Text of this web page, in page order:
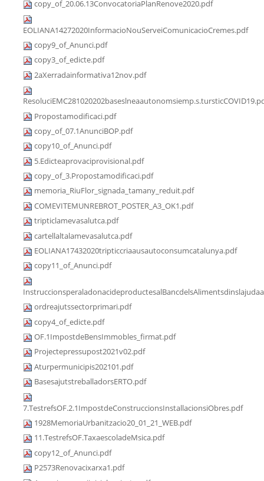
copy_of_20.06.13ConvocatoriaPlanRenove2020.pdf
EOLIANA14272020InformacioNouServeiComunicacioCremes.pdf
copy9_of_Anunci.pdf
copy3_of_edicte.pdf
2aXerradainformativa12nov.pdf
Propostamodificaci.pdf
copy_of_07.1AnunciBOP.pdf
copy10_of_Anunci.pdf
5.Edicteaprovaciprovisional.pdf
copy_of_3.Propostamodificaci.pdf
memoria_RiuFlor_signada_tamany_reduit.pdf
COMEVITEMUNREBROT_POSTER_A3_OK1.pdf
tripticlamevasalutca.pdf
cartellaltalamevasalutca.pdf
EOLIANA17432020tripticcriaausautoconsumcatalunya.pdf
copy11_of_Anunci.pdf
ordreajutssectorprimari.pdf
copy4_of_edicte.pdf
OF.1ImpostdeBensImmobles_firmat.pdf
Projectepressupost2021v02.pdf
Aturpermunicipis202101.pdf
BasesajutstreballadorsERTO.pdf
7.TestrefsOF.2.1ImpostdeConstruccionsInstallacionsiObres.pdf
1928MemoriaUrbanitzacio20_01_21_WEB.pdf
11.TestrefsOF.TaxaescoladeMsica.pdf
copy12_of_Anunci.pdf
P2573Renovacixarxa1.pdf